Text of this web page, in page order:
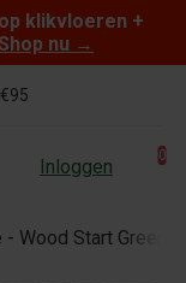
klikvloeren +
nu →
Inloggen 0
- Wood Start Green